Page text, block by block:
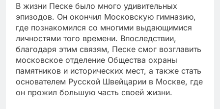
В жизни Песке было много удивительных
эпизодов. Он окончил Московскую гимназию,
где познакомился со многими выдающимися
личностями того времени. Впоследствии,
благодаря этим связям, Песке смог возглавить
московское отделение Общества охраны
памятников и исторических мест, а также стать
основателем Русской Швейцарии в Москве, где
он прожил большую часть своей жизни.